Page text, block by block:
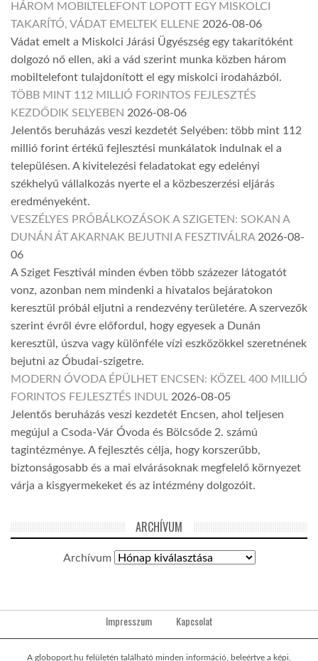
HÁROM MOBILTELEFONT LOPOTT EGY MISKOLCI
TAKARÍTÓ, VÁDAT EMELTEK ELLENE 2026-08-06
Vádat emelt a Miskolci Járási Ügyészség egy takarítóként
dolgozó nő ellen, aki a vád szerint munka közben három
mobiltelefont tulajdonított el egy miskolci irodaházból.
TÖBB MINT 112 MILLIÓ FORINTOS FEJLESZTÉS
KEZDŐDIK SELYEBEN 2026-08-06
Jelentős beruházás veszi kezdetét Selyében: több mint 112
millió forint értékű fejlesztési munkálatok indulnak el a
településen. A kivitelezési feladatokat egy edelényi
székhelyű vállalkozás nyerte el a közbeszerzési eljárás
eredményeként.
VESZÉLYES PRÓBÁLKOZÁSOK A SZIGETEN: SOKAN A
DUNÁN ÁT AKARNAK BEJUTNI A FESZTIVÁLRA 2026-08-
06
A Sziget Fesztivál minden évben több százezer látogatót
vonz, azonban nem mindenki a hivatalos bejáratokon
keresztül próbál eljutni a rendezvény területére. A szervezők
szerint évről évre előfordul, hogy egyesek a Dunán
keresztül, úszva vagy különféle vízi eszközökkel szeretnének
bejutni az Óbudai-szigetre.
MODERN ÓVODA ÉPÜLHET ENCSEN: KÖZEL 400 MILLIÓ
FORINTOS FEJLESZTÉS INDUL 2026-08-05
Jelentős beruházás veszi kezdetét Encsen, ahol teljesen
megújul a Csoda-Vár Óvoda és Bölcsőde 2. számú
tagintézménye. A fejlesztés célja, hogy korszerűbb,
biztonságosabb és a mai elvárásoknak megfelelő környezet
várja a kisgyermekeket és az intézmény dolgozóit.
ARCHÍVUM
Archívum
Impresszum Kapcsolat
A globoport.hu felületén található minden információ, beleértve a képi,